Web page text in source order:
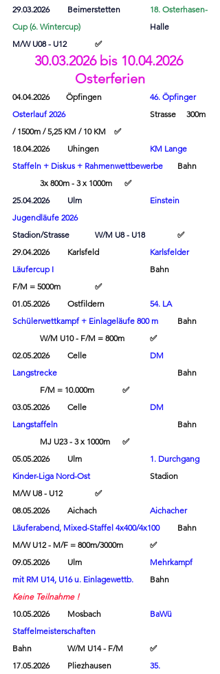
18. Osterhasen-
Cup (6. Wintercup)
Halle
✅
30.03.2026 bis 10.04.2026
Osterferien
46. Öpfinger
Osterlauf 2026
Strasse     300m
/ 1500m / 5,25 KM / 10 KM    ✅
KM Lange
Staffeln + Diskus + Rahmenwettbewerbe
✅
Einstein
Jugendläufe
2026
Stadion/Strasse	W/M U8 - U18 ✅
Karlsfelder
Läufercup I
✅
54. LA
Schülerwettkampf + Einlageläufe 800 m
✅
DM
Langstrecke
✅
DM
Langstaffeln
✅
1. Durchgang
Kinder-Liga Nord-Ost
			Stadion
M/W U8 - U12 ✅
Aichacher
Läuferabend, Mixed-Staffel 4x400/4x100
Bahn
✅
Mehrkampf
mit RM U14, U16 u. Einlagewettb.
Keine Teilnahme !
BaWü
Staffelmeisterschaften
✅
35.